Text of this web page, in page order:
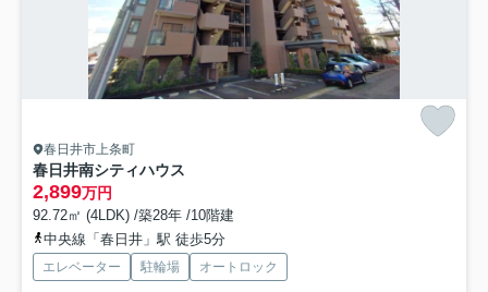
春日井市上条町
春日井南シティハウス
2,899万円
92.72㎡ (4LDK) /築28年 /10階建
中央線「春日井」駅 徒歩5分
エレベーター 駐輪場 オートロック